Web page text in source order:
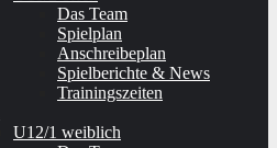
Das Team
Spielplan
Anschreibeplan
Spielberichte & News
Trainingszeiten
U12/1 weiblich